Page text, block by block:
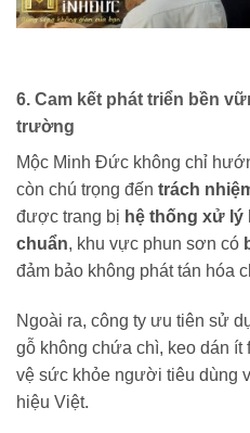
6. Cam kết phát triển bền
trường
Mộc Minh Đức không chỉ
còn chú trọng đến trách
được trang bị hệ thống xử lý
chuẩn, khu vực phun sơn có
đảm bảo không phát tán hóa
Ngoài ra, công ty ưu tiên sử
gỗ không chứa chì, keo dán ít
vệ sức khỏe người tiêu dùng
hiệu Việt.